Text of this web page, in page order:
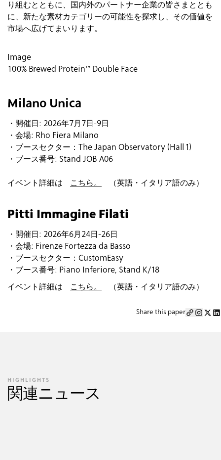
り組むとともに、国内外のパートナー企業の皆さまととも
に、新たな素材カテゴリーの可能性を探求し、その価値を
市場へ広げてまいります。
Image
100% Brewed Protein™ Double Face
Milano Unica
・開催日: 2026年7月7日-9日
・会場: Rho Fiera Milano
・ブースセクター：The Japan Observatory (Hall 1)
・ブース番号: Stand JOB A06
イベント詳細は こちら。 （英語・イタリア語のみ）
Pitti Immagine Filati
・開催日: 2026年6月24日-26日
・会場: Firenze Fortezza da Basso
・ブースセクター：CustomEasy
・ブース番号: Piano Inferiore, Stand K/18
イベント詳細は
こちら。 （英語・イタリア語のみ）
Share this paper
HIGHLIGHTS
関連ニュース